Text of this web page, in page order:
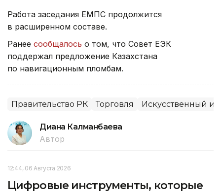
Работа заседания ЕМПС продолжится
в расширенном составе.
Ранее сообщалось о том, что Совет ЕЭК
поддержал предложение Казахстана
по навигационным пломбам.
Правительство РК Торговля Искусственный
Диана Калманбаева
Автор
12:44, 06 Августа 2026
Цифровые инструменты, которые